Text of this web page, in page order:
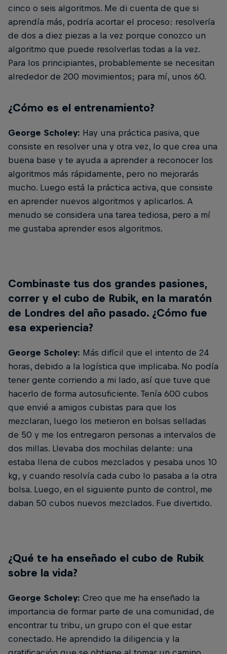
cinco o seis algoritmos. Me di cuenta de que si
aprendía más, podría acortar el proceso: resolvería
de dos a diez piezas a la vez porque conozco un
algoritmo que puede resolverlas todas a la vez.
Para los principiantes, probablemente se necesitan
alrededor de 200 movimientos; para mí, unos 60.
¿Cómo es el entrenamiento?
George Scholey: Hay una práctica pasiva, que
consiste en resolver una y otra vez, lo que crea una
buena base y te ayuda a aprender a reconocer los
algoritmos más rápidamente, pero no mejorarás
mucho. Luego está la práctica activa, que consiste
en aprender nuevos algoritmos y aplicarlos. A
menudo se considera una tarea tediosa, pero a mí
me gustaba aprender esos algoritmos.
Combinaste tus dos grandes pasiones,
correr y el cubo de Rubik, en la maratón
de Londres del año pasado. ¿Cómo fue
esa experiencia?
George Scholey: Más difícil que el intento de 24
horas, debido a la logística que implicaba. No podía
tener gente corriendo a mi lado, así que tuve que
hacerlo de forma autosuficiente. Tenía 600 cubos
que envié a amigos cubistas para que los
mezclaran, luego los metieron en bolsas selladas
de 50 y me los entregaron personas a intervalos de
dos millas. Llevaba dos mochilas delante: una
estaba llena de cubos mezclados y pesaba unos 10
kg, y cuando resolvía cada cubo lo pasaba a la otra
bolsa. Luego, en el siguiente punto de control, me
daban 50 cubos nuevos mezclados. Fue divertido.
¿Qué te ha enseñado el cubo de Rubik
sobre la vida?
George Scholey: Creo que me ha enseñado la
importancia de formar parte de una comunidad, de
encontrar tu tribu, un grupo con el que estar
conectado. He aprendido la diligencia y la